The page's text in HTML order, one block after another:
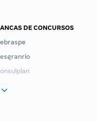
DE CONCURSOS